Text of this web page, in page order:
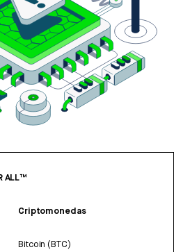
ALL™
Criptomonedas
Bitcoin (BTC)